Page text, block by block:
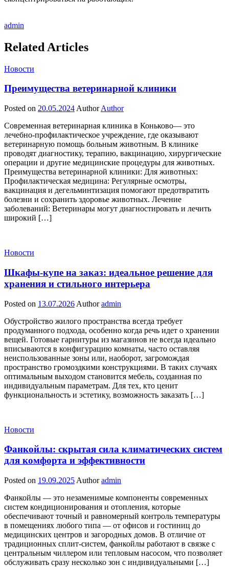
admin
Related Articles
Новости
Преимущества ветеринарной клиники
Posted on 20.05.2024 Author Author
Современная ветеринарная клиника в Коньково— это
лечебно-профилактическое учреждение, где оказывают
ветеринарную помощь больным животным. В клинике
проводят диагностику, терапию, вакцинацию, хирургические
операции и другие медицинские процедуры для животных.
Преимущества ветеринарной клиники: Для животных:
Профилактическая медицина: Регулярные осмотры,
вакцинация и дегельминтизация помогают предотвратить
болезни и сохранить здоровье животных. Лечение
заболеваний: Ветеринары могут диагностировать и лечить
широкий […]
Новости
Шкафы-купе на заказ: идеальное решение для
хранения и стильного интерьера
Posted on 13.07.2026 Author admin
Обустройство жилого пространства всегда требует
продуманного подхода, особенно когда речь идет о хранении
вещей. Готовые гарнитуры из магазинов не всегда идеально
вписываются в конфигурацию комнаты, часто оставляя
неиспользованные зоны или, наоборот, загромождая
пространство громоздкими конструкциями. В таких случаях
оптимальным выходом становится мебель, созданная по
индивидуальным параметрам. Для тех, кто ценит
функциональность и эстетику, возможность заказать […]
Новости
Фанкойлы: скрытая сила климатических систем
для комфорта и эффективности
Posted on 19.09.2025 Author admin
Фанкойлы — это незаменимые компоненты современных
систем кондиционирования и отопления, которые
обеспечивают точный и равномерный контроль температуры
в помещениях любого типа — от офисов и гостиниц до
медицинских центров и загородных домов. В отличие от
традиционных сплит-систем, фанкойлы работают в связке с
центральным чиллером или тепловым насосом, что позволяет
обслуживать сразу несколько зон с индивидуальными […]